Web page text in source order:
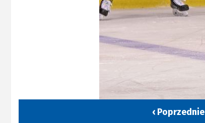
‹ Poprzednie